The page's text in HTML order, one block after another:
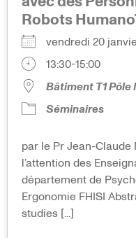
Robots
vendredi 20
13:30-15:00
Bâtiment T1
Séminaires
par le Pr Jean-Claude
l’attention des
département de
Ergonomie FHISI
studies [...]